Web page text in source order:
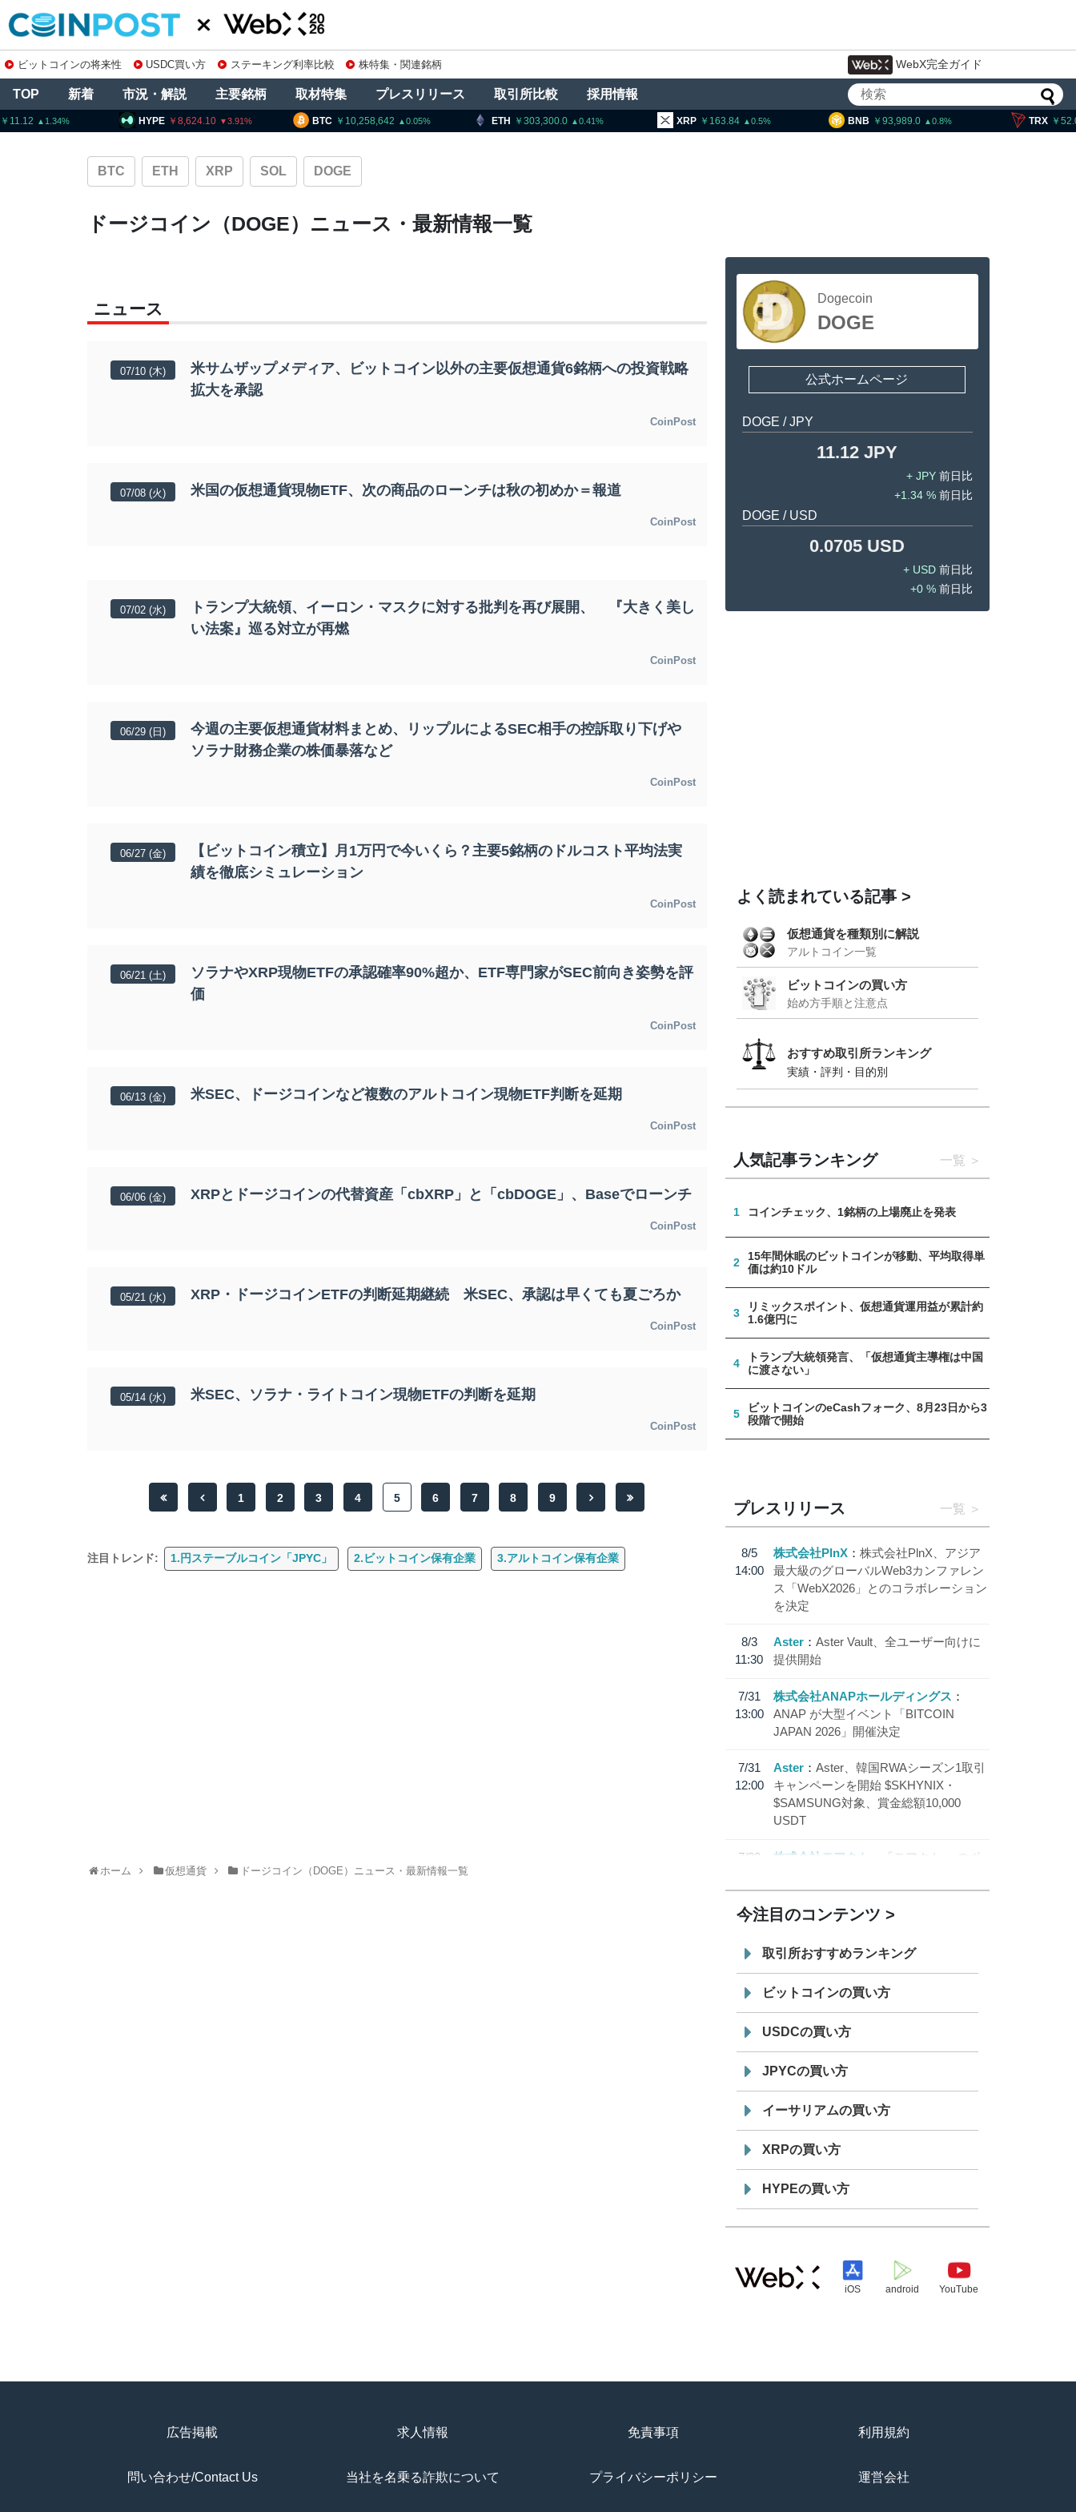
ビットコインの将来性 USDC買い方 ステーキング利率比較 株特集・関連銘柄 WebX完全ガイド
TOP 新着 市況・解説 主要銘柄 取材特集 プレスリリース 取引所比較 採用情報
BTC 10,258,642 0.05 ETH 303,300.0 0.41 XRP 163.84 0.5 BNB 93,989.0 0.8 TRX
11.12 1.34 HYPE 8,624.10 3.91
BTC ETH XRP SOL DOGE
ドージコイン（DOGE）ニュース・最新情報一覧
ニュース
07/10 (木)
米サムザップメディア、ビットコイン以外の主要仮想通貨6銘柄への投資戦略
拡大を承認
CoinPost
07/08 (火) 米国の仮想通貨現物ETF、次の商品のローンチは秋の初めか＝報道
CoinPost
07/02 (水)
トランプ大統領、イーロン・マスクに対する批判を再び展開、 『大きく美し
い法案』巡る対立が再燃
CoinPost
06/29 (日)
今週の主要仮想通貨材料まとめ、リップルによるSEC相手の控訴取り下げや
ソラナ財務企業の株価暴落など
CoinPost
06/27 (金)
【ビットコイン積立】月1万円で今いくら？主要5銘柄のドルコスト平均法実
績を徹底シミュレーション
CoinPost
06/21 (土)
ソラナやXRP現物ETFの承認確率90%超か、ETF専門家がSEC前向き姿勢を評
価
CoinPost
06/13 (金) 米SEC、ドージコインなど複数のアルトコイン現物ETF判断を延期
CoinPost
06/06 (金) XRPとドージコインの代替資産「cbXRP」と「cbDOGE」、Baseでローンチ
CoinPost
05/21 (水) XRP・ドージコインETFの判断延期継続 米SEC、承認は早くても夏ごろか
CoinPost
05/14 (水) 米SEC、ソラナ・ライトコイン現物ETFの判断を延期
CoinPost
1 2 3 4 5 6 7 8 9
注目トレンド: 1.円ステーブルコイン「JPYC」 2.ビットコイン保有企業 3.アルトコイン保有企業
ホーム 仮想通貨 ドージコイン（DOGE）ニュース・最新情報一覧
Dogecoin
DOGE
公式ホームページ
DOGE / JPY
11.12 JPY
JPY
1.34 %
DOGE / USD
0.0705 USD
USD
0 %
よく読まれている記事
仮想通貨を種類別に解説
アルトコイン一覧
ビットコインの買い方
始め方手順と注意点
おすすめ取引所ランキング
実績・評判・目的別
人気記事ランキング 一覧
1 コインチェック、1銘柄の上場廃止を発表
2
15年間休眠のビットコインが移動、平均取得単
価は約10ドル
3
リミックスポイント、仮想通貨運用益が累計約
1.6億円に
4
トランプ大統領発言、「仮想通貨主導権は中国
に渡さない」
5
ビットコインのeCashフォーク、8月23日から3
段階で開始
プレスリリース 一覧
8/5
14:00
株式会社PlnX
株式会社PlnX、アジア
最大級のグローバルWeb3カンファレン
ス「WebX2026」とのコラボレーション
を決定
8/3
11:30
Aster
Aster Vault、全ユーザー向けに
提供開始
7/31
13:00
株式会社ANAPホールディングス
ANAP が大型イベント「BITCOIN
JAPAN 2026」開催決定
7/31
12:00
Aster
Aster、韓国RWAシーズン1取引
キャンペーンを開始 $SKHYNIX・
$SAMSUNG対象、賞金総額10,000
USDT
7/30
株式会社モアクト
「モアクト」 のポ
「 JPYC」を追加
19:30
てステーブルコイン「JPYSC」徹底解
説セミナーを開催
今注目のコンテンツ
取引所おすすめランキング
ビットコインの買い方
USDCの買い方
JPYCの買い方
イーサリアムの買い方
XRPの買い方
HYPEの買い方
iOS android YouTube
広告掲載 求人情報 免責事項 利用規約
問い合わせ/Contact Us 当社を名乗る詐欺について プライバシーポリシー 運営会社